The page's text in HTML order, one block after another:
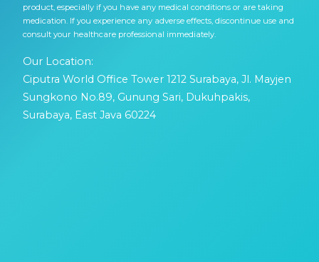
product, especially if you have any medical conditions or are taking
medication. If you experience any adverse effects, discontinue use and
consult your healthcare professional immediately.
Our Location:
Ciputra World Office Tower 1212 Surabaya, Jl. Mayjen
Sungkono No.89, Gunung Sari, Dukuhpakis,
Surabaya, East Java 60224